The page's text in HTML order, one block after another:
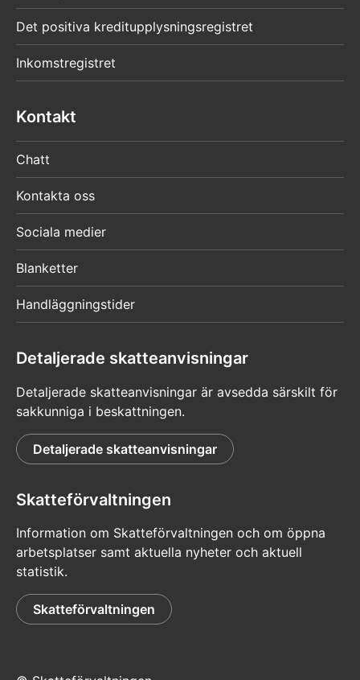
Det positiva kreditupplysningsregistret
Inkomstregistret
Kontakt
Chatt
Kontakta oss
Sociala medier
Blanketter
Handläggningstider
Detaljerade skatteanvisningar
Detaljerade skatteanvisningar är avsedda särskilt för
sakkunniga i beskattningen.
Detaljerade skatteanvisningar
Skatteförvaltningen
Information om Skatteförvaltningen och om öppna
arbetsplatser samt aktuella nyheter och aktuell
statistik.
Skatteförvaltningen